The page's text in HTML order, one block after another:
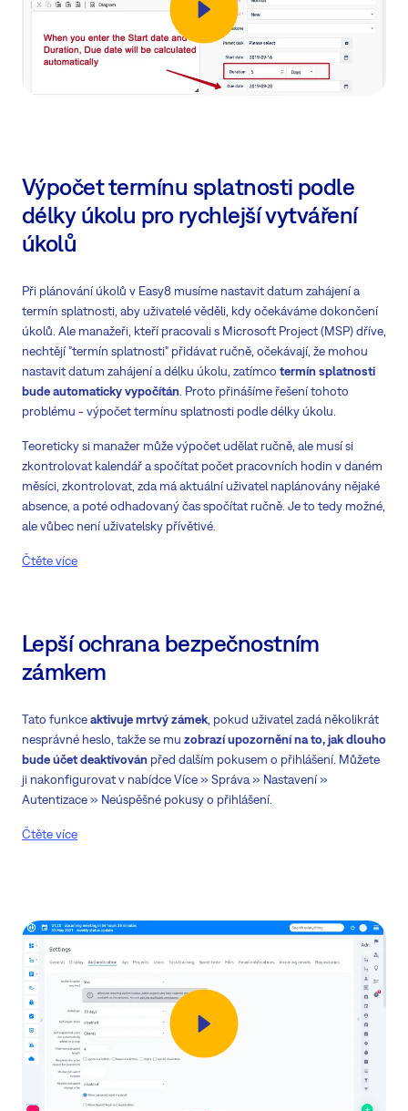
Výpočet termínu splatnosti podle
délky úkolu pro rychlejší vytváření
úkolů
Při plánování úkolů v Easy8 musíme nastavit datum zahájení a
termín splatnosti, aby uživatelé věděli, kdy očekáváme dokončení
úkolů. Ale manažeři, kteří pracovali s Microsoft Project (MSP) dříve,
nechtějí "termín splatnosti" přidávat ručně, očekávají, že mohou
nastavit datum zahájení a délku úkolu, zatímco termín splatnosti
bude automaticky vypočítán . Proto přinášíme řešení tohoto
problému - výpočet termínu splatnosti podle délky úkolu.
Teoreticky si manažer může výpočet udělat ručně, ale musí si
zkontrolovat kalendář a spočítat počet pracovních hodin v daném
měsíci, zkontrolovat, zda má aktuální uživatel naplánovány nějaké
absence, a poté odhadovaný čas spočítat ručně. Je to tedy možné,
ale vůbec není uživatelsky přívětivé.
Čtěte více
Lepší ochrana bezpečnostním
zámkem
Tato funkceaktivuje mrtvý zámek , pokud uživatel zadá několikrát
nesprávné heslo, takže se mu zobrazí upozornění na to, jak dlouho
bude účet deaktivován před dalším pokusem o přihlášení. Můžete
ji nakonfigurovat v nabídce Více » Správa » Nastavení »
Autentizace » Neúspěšné pokusy o přihlášení.
Čtěte více